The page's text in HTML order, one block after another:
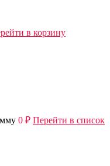
в корзину
0 ₽ Перейти в список